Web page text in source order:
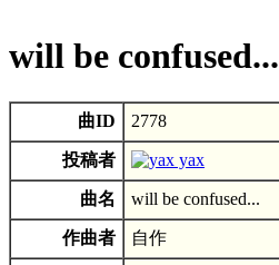
will be confused...
曲ID 2778
投稿者 yax
曲名 will be confused...
作曲者 自作